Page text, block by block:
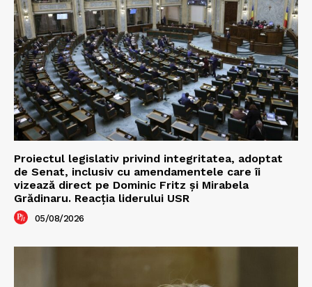
Proiectul legislativ privind integritatea, adoptat
de Senat, inclusiv cu amendamentele care îi
vizează direct pe Dominic Fritz și Mirabela
Grădinaru. Reacția liderului USR
05/08/2026